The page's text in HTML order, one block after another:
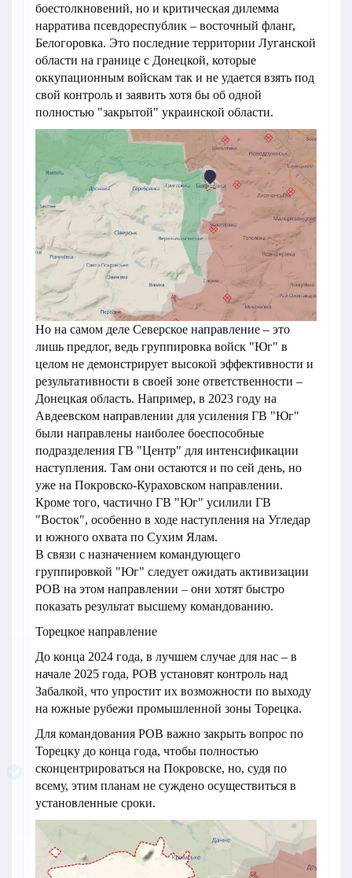
боестолкновений, но и критическая дилемма
нарратива псевдореспублик – восточный фланг,
Белогоровка. Это последние территории Луганской
области на границе с Донецкой, которые
оккупационным войскам так и не удается взять под
свой контроль и заявить хотя бы об одной
полностью "закрытой" украинской области.
Но на самом деле Северское направление – это
лишь предлог, ведь группировка войск "Юг" в
целом не демонстрирует высокой эффективности и
результативности в своей зоне ответственности –
Донецкая область. Например, в 2023 году на
Авдеевском направлении для усиления ГВ "Юг"
были направлены наиболее боеспособные
подразделения ГВ "Центр" для интенсификации
наступления. Там они остаются и по сей день, но
уже на Покровско-Кураховском направлении.
Кроме того, частично ГВ "Юг" усилили ГВ
"Восток", особенно в ходе наступления на Угледар
и южного охвата по Сухим Ялам.
В связи с назначением командующего
группировкой "Юг" следует ожидать активизации
РОВ на этом направлении – они хотят быстро
показать результат высшему командованию.
Торецкое направление
До конца 2024 года, в лучшем случае для нас – в
начале 2025 года, РОВ установят контроль над
Забалкой, что упростит их возможности по выходу
на южные рубежи промышленной зоны Торецка.
Для командования РОВ важно закрыть вопрос по
Торецку до конца года, чтобы полностью
сконцентрироваться на Покровске, но, судя по
всему, этим планам не суждено осуществиться в
установленные сроки.